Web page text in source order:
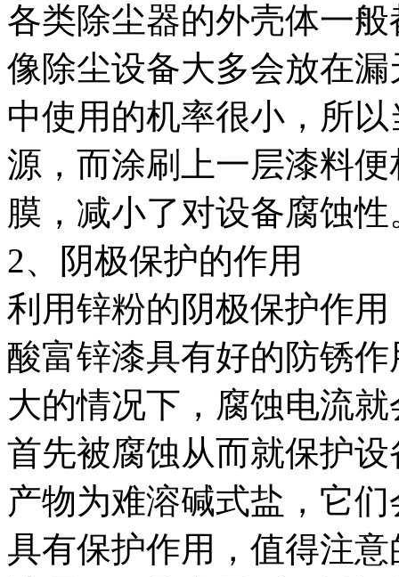
各类除尘器的外壳体一
像除尘设备大多会放在
中使用的机率很小，所
源，而涂刷上一层漆料
膜，减小了对设备腐蚀性
2、阴极保护的作用
利用锌粉的阴极保护作
酸富锌漆具有好的防锈
大的情况下，腐蚀电流
首先被腐蚀从而就保护
产物为难溶碱式盐，它
具有保护作用，值得注